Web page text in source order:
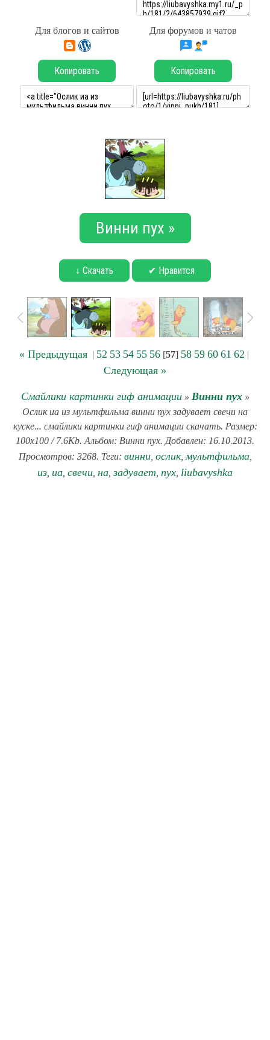
Для блогов и сайтов Для форумов и чатов
Копировать Копировать
Винни пух »
↓ Скачать ✔ Нравится
« Предыдущая| 52 53 54 55 56[57] 58 59 60 61 62 |
Следующая »
Смайлики картинки гиф анимации» Винни пух»
Ослик иа из мультфильма винни пух задувает свечи на
куске... смайлики картинки гиф анимации скачать. Размер:
100x100 / 7.6Kb. Альбом: Винни пух. Добавлен: 16.10.2013.
Просмотров: 3268. Теги: винни, ослик, мультфильма,
из иа свечи на ,задувает пух liubavyshka